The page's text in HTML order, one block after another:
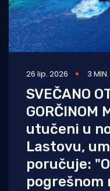
26 lip. 2026 3
SVEČANO
GORČINOM
utučeni u
Lastovu,
poručuje:
pogrešnom